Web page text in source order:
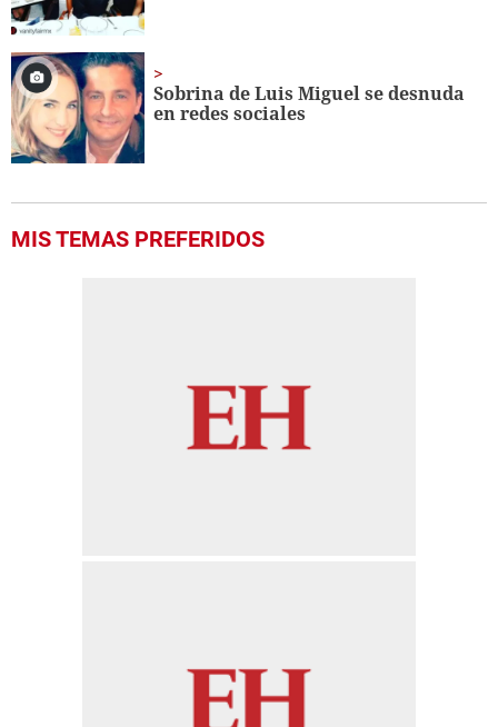
Sobrina de Luis Miguel se desnuda
en redes sociales
MIS TEMAS PREFERIDOS